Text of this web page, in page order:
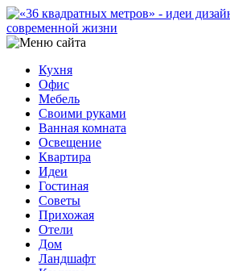
Кухня
Офис
Мебель
Своими руками
Ванная комната
Освещение
Квартира
Идеи
Гостиная
Советы
Прихожая
Отели
Дом
Ландшафт